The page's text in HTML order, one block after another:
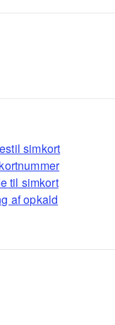
simkort
til simkort
af opkald